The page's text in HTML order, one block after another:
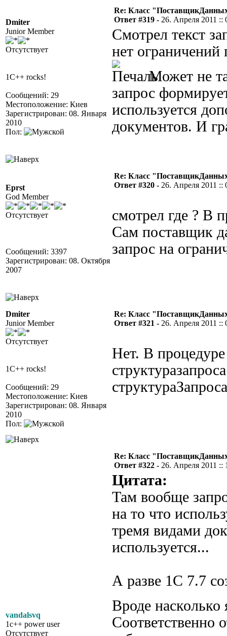
Dmiter
Junior Member
Отсутствует
1C++ rocks!
Сообщений: 29
Местоположение: Киев
Зарегистрирован: 08. Января
2010
Пол:
Re: Класс
Ответ #319 - 26. Апреля 2011 ::
Смотрел текст
нет
Может не
запрос
используется
документов. И
Eprst
God Member
Отсутствует
Сообщений: 3397
Зарегистрирован: 08. Октября
2007
Re: Класс
Ответ #320 - 26. Апреля 2011 ::
смотрел где ? В
Сам поставщик
запрос на
Dmiter
Junior Member
Отсутствует
1C++ rocks!
Сообщений: 29
Местоположение: Киев
Зарегистрирован: 08. Января
2010
Пол:
Re: Класс
Ответ #321 - 26. Апреля 2011 ::
Нет. В
vandalsvq
1c++ power user
Отсутствует
Re: Класс
Ответ #322 - 26. Апреля 2011 ::
Цитата:
Там вообще
на то что
тремя видами
используется...
А разве 1С 7.7
Вроде
Соответственно